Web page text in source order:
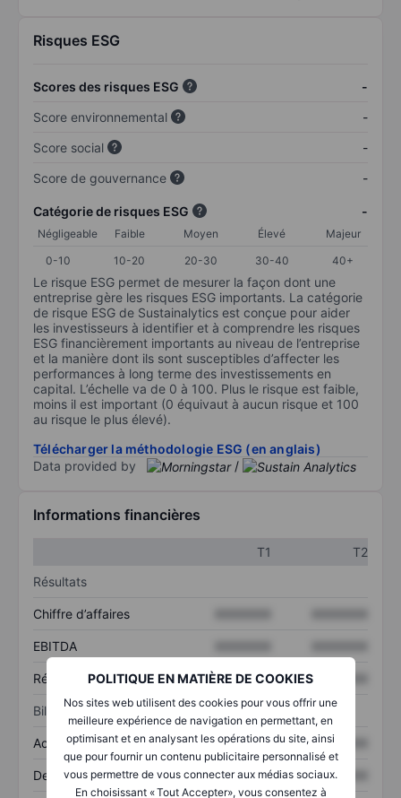
POLITIQUE EN MATIÈRE DE COOKIES
Nos sites web utilisent des cookies pour vous offrir une
meilleure expérience de navigation en permettant, en
optimisant et en analysant les opérations du site, ainsi
que pour fournir un contenu publicitaire personnalisé et
vous permettre de vous connecter aux médias sociaux.
En choisissant « Tout Accepter», vous consentez à
Risques ESG
Scores des risques ESG
-
Score environnemental
-
Score social
-
Score de gouvernance
-
Catégorie de risques ESG -
Négligeable Faible Moyen Élevé
Majeur
0-10
10-20 20-30 30-40 40+
Le risque ESG permet de mesurer la façon dont une
entreprise gère les risques ESG importants. La catégorie
de risque ESG de Sustainalytics est conçue pour aider
les investisseurs à identifier et à comprendre les risques
ESG financièrement importants au niveau de l’entreprise
et la manière dont ils sont susceptibles d’affecter les
performances à long terme des investissements en
capital. L’échelle va de 0 à 100. Plus le risque est faible,
moins il est important (0 équivaut à aucun risque et 100
au risque le plus élevé).
Télécharger la méthodologie ESG (en anglais)
Data provided by
/
Informations financières
T1
T2
Résultats
Chiffre d’affaires
EBITDA
Résultat net XXXXXXX XXXXXXX
Bilan
Actifs totaux XXXXXXX XXXXXXX
Dette totale XXXXXXX XXXXXXX